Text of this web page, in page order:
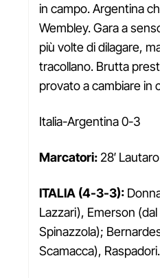
in campo. Argentina
Wembley. Gara a
più volte di dilagare,
tracollano. Brutta
provato a cambiare in
Italia-Argentina 0-3
Marcatori: 28′
ITALIA (4-3-3):
Lazzari), Emerson (dal
Spinazzola);
Scamacca),